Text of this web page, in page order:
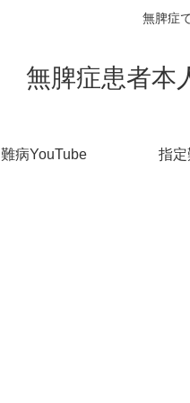
無脾症
無脾症患者本
難病YouTube 指定